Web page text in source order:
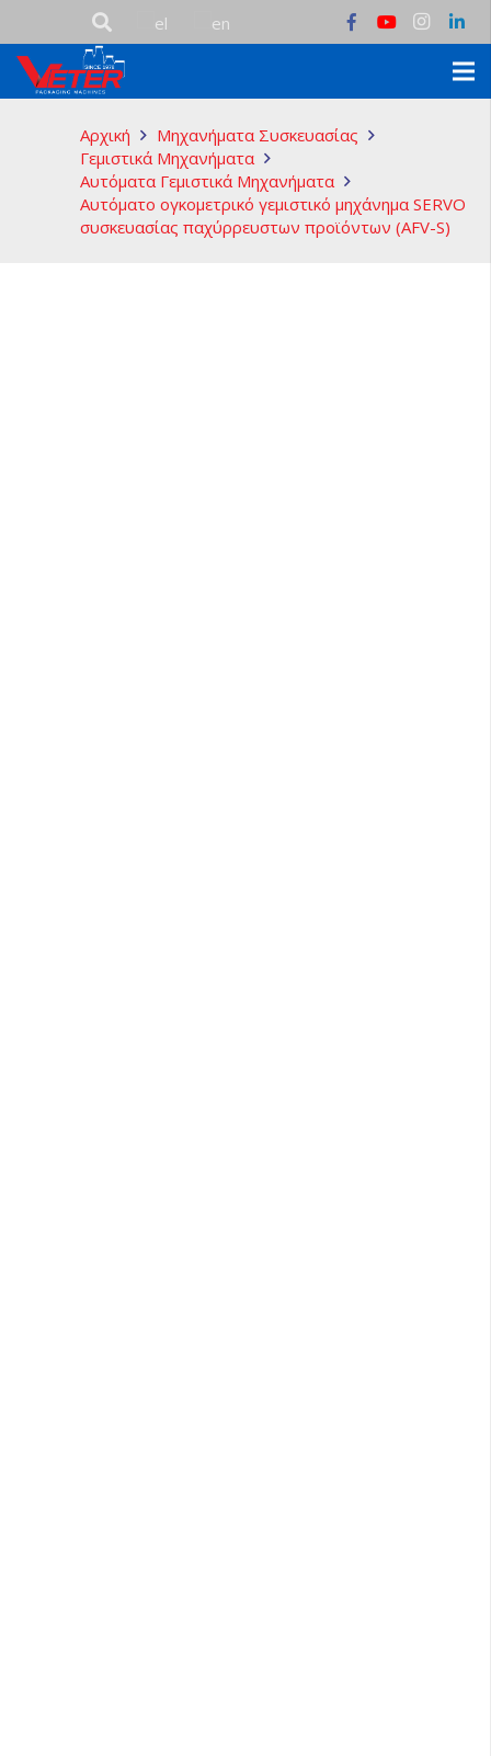
Αρχική
Μηχανήματα Συσκευασίας
Γεμιστικά Μηχανήματα
Αυτόματα Γεμιστικά Μηχανήματα
Αυτόματο ογκομετρικό γεμιστικό μηχάνημα SERVO
συσκευασίας παχύρρευστων προϊόντων (AFV-S)